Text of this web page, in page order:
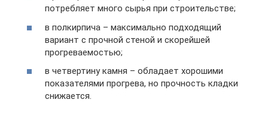
потребляет много сырья при строительстве;
в полкирпича – максимально подходящий
вариант с прочной стеной и скорейшей
прогреваемостью;
в четвертину камня – обладает хорошими
показателями прогрева, но прочность кладки
снижается.